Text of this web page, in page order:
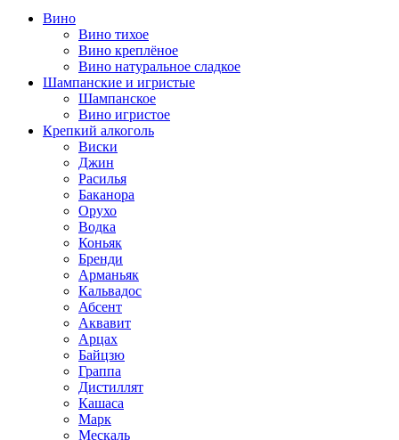
Вино
Вино тихое
Вино креплёное
Вино натуральное сладкое
Шампанские и игристые
Шампанское
Вино игристое
Крепкий алкоголь
Виски
Джин
Расилья
Баканора
Орухо
Водка
Коньяк
Бренди
Арманьяк
Кальвадос
Абсент
Аквавит
Арцах
Байцзю
Граппа
Дистиллят
Кашаса
Марк
Мескаль